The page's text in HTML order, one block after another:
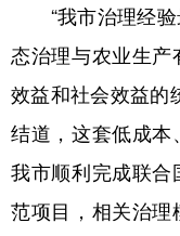
“我市治理经验
态治理与农业生
效益和社会效益的
结道，这套低成
我市顺利完成联
范项目，相关治